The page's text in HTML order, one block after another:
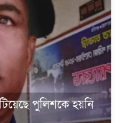
পুলিশকে হয়নি